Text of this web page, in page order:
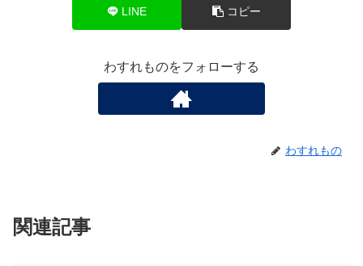
LINE コピー
わすれものをフォローする
わすれもの
関連記事